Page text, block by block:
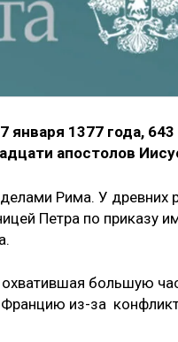
1377 года,
апостолов
Рима. У древних
Петра по приказу
большую
из-за